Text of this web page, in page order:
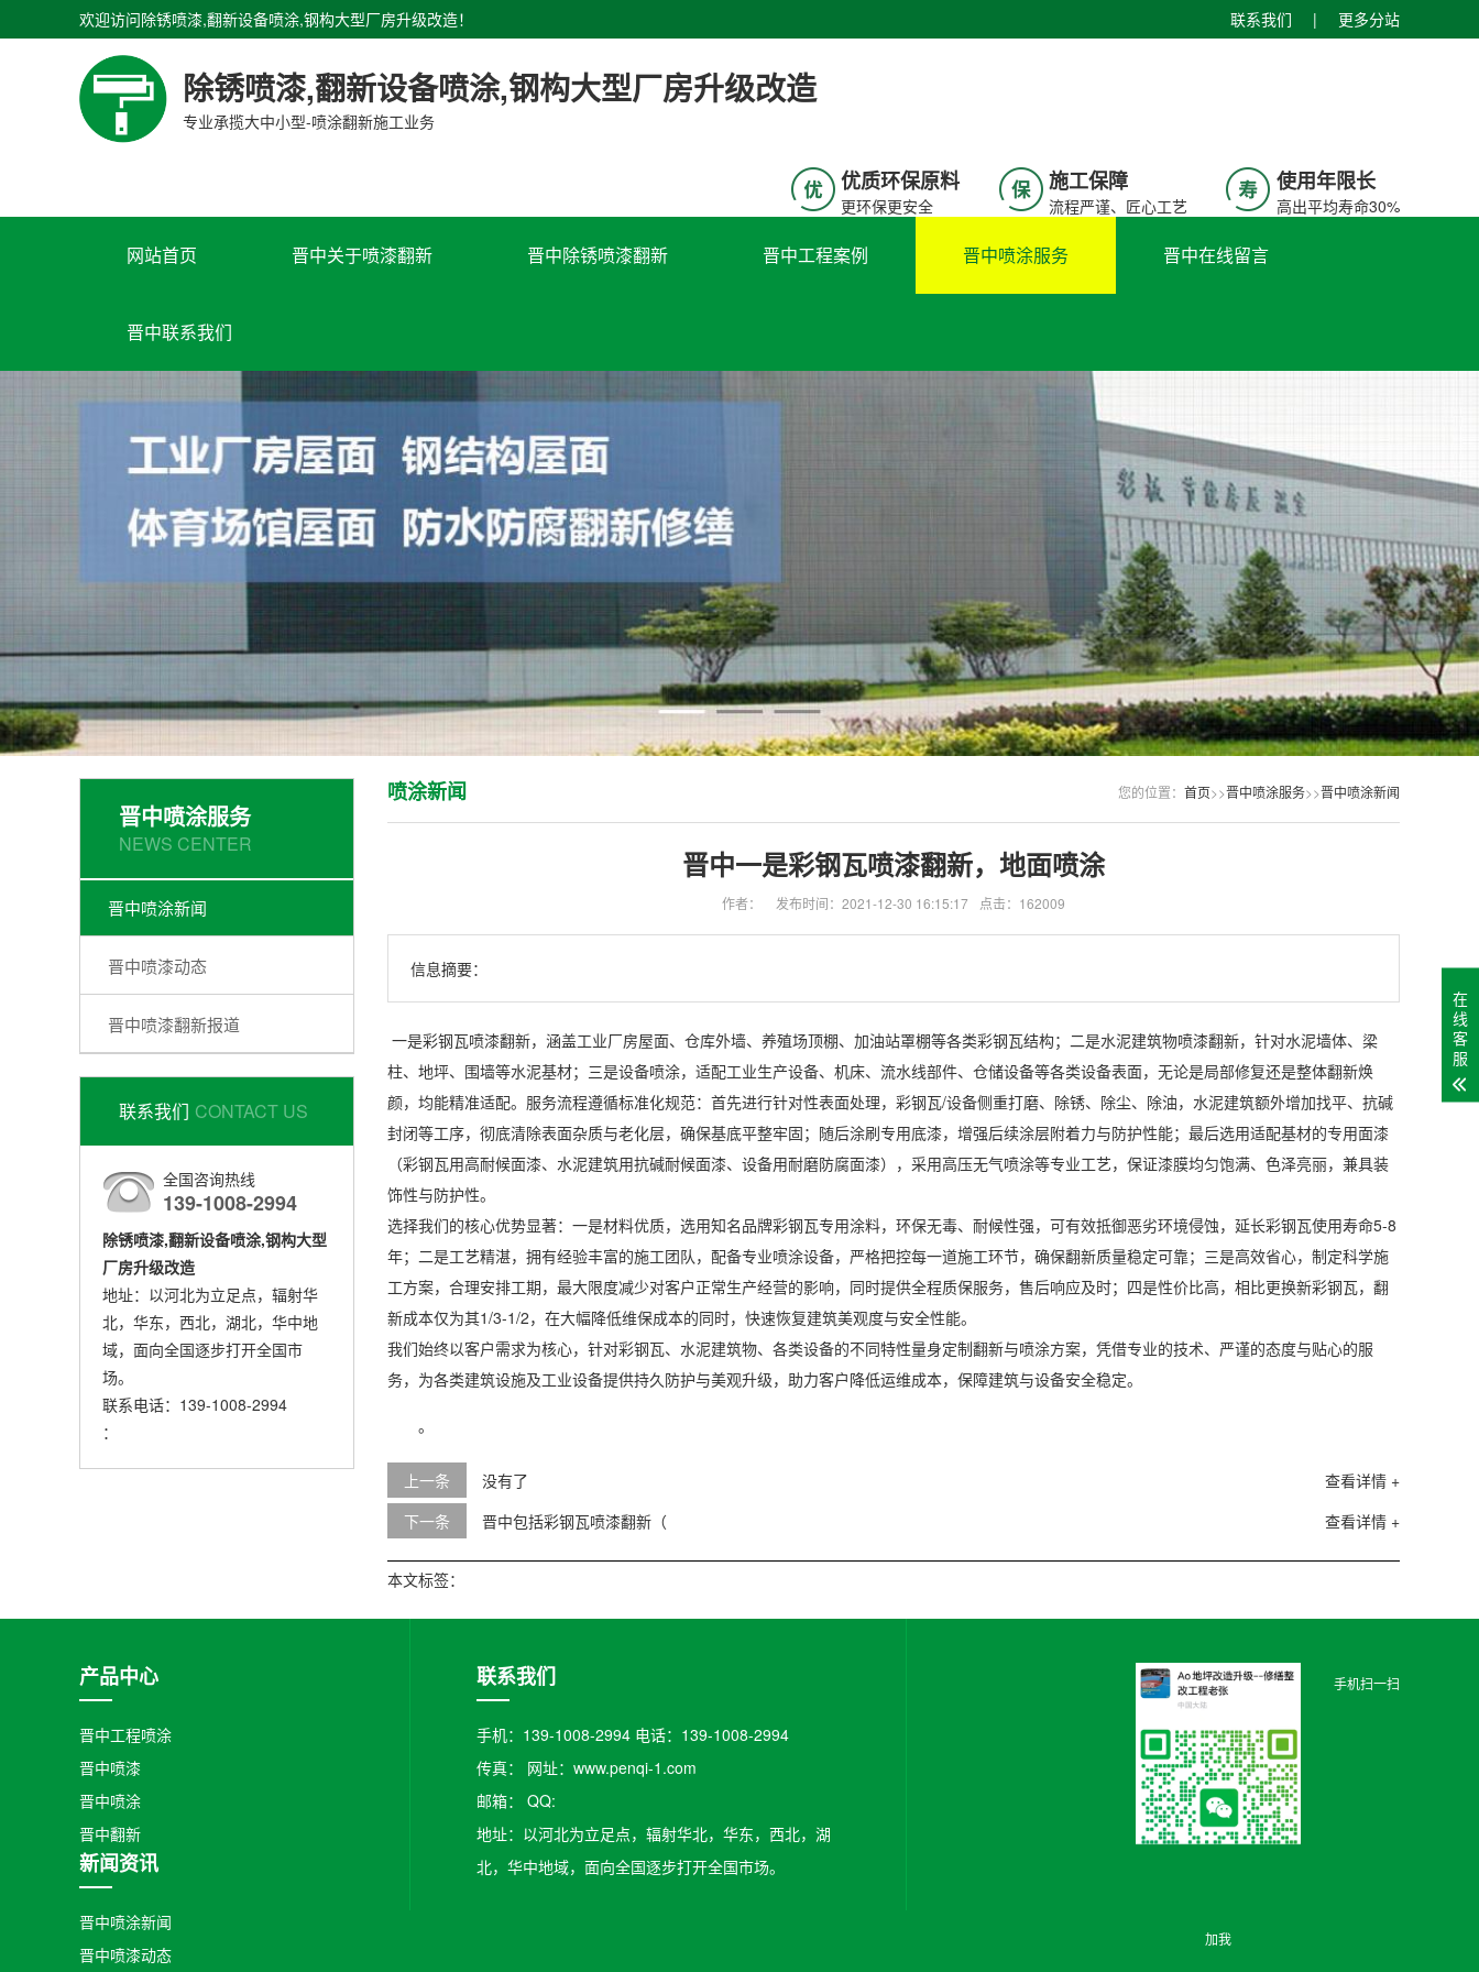
联系我们 | 更多分站
欢迎访问除锈喷漆,翻新设备喷涂,钢构大型厂房升级改造！
除锈喷漆,翻新设备喷涂,钢构大型厂房升级改造
专业承揽大中小型-喷涂翻新施工业务
优质环保原料​​​
更环保更安全​​
施工保障
流程严谨、匠心工艺
使用年限长
高出平均寿命30%
网站首页 晋中关于喷漆翻新 晋中除锈喷漆翻新 晋中工程案例 晋中喷涂服务 晋中在线留言
晋中联系我们
晋中喷涂服务
NEWS CENTER
晋中喷涂新闻
晋中喷漆动态
晋中喷漆翻新报道
联系我们 CONTACT US
全国咨询热线
139-1008-2994
除锈喷漆,翻新设备喷涂,钢构大型
厂房升级改造
地址：以河北为立足点，辐射华
北，华东，西北，湖北，华中地
域，面向全国逐步打开全国市
场。
联系电话：139-1008-2994
：
您的位置： 首页>>晋中喷涂服务>>晋中喷涂新闻
喷涂新闻
晋中一是彩钢瓦喷漆翻新，地面喷涂
作者： 发布时间：2021-12-30 16:15:17 点击：162009
信息摘要：
一是彩钢瓦喷漆翻新，涵盖工业厂房屋面、仓库外墙、养殖场顶棚、加油站罩棚等各类彩钢瓦结构；二是水泥建筑物喷漆翻新，针对水泥墙体、梁
柱、地坪、围墙等水泥基材；三是设备喷涂，适配工业生产设备、机床、流水线部件、仓储设备等各类设备表面，无论是局部修复还是整体翻新焕
颜，均能精准适配。服务流程遵循标准化规范：首先进行针对性表面处理，彩钢瓦/设备侧重打磨、除锈、除尘、除油，水泥建筑额外增加找平、抗碱
封闭等工序，彻底清除表面杂质与老化层，确保基底平整牢固；随后涂刷专用底漆，增强后续涂层附着力与防护性能；最后选用适配基材的专用面漆
（彩钢瓦用高耐候面漆、水泥建筑用抗碱耐候面漆、设备用耐磨防腐面漆），采用高压无气喷涂等专业工艺，保证漆膜均匀饱满、色泽亮丽，兼具装
饰性与防护性。
选择我们的核心优势显著：一是材料优质，选用知名品牌彩钢瓦专用涂料，环保无毒、耐候性强，可有效抵御恶劣环境侵蚀，延长彩钢瓦使用寿命5-8
年；二是工艺精湛，拥有经验丰富的施工团队，配备专业喷涂设备，严格把控每一道施工环节，确保翻新质量稳定可靠；三是高效省心，制定科学施
工方案，合理安排工期，最大限度减少对客户正常生产经营的影响，同时提供全程质保服务，售后响应及时；四是性价比高，相比更换新彩钢瓦，翻
新成本仅为其1/3-1/2，在大幅降低维保成本的同时，快速恢复建筑美观度与安全性能。
我们始终以客户需求为核心，针对彩钢瓦、水泥建筑物、各类设备的不同特性量身定制翻新与喷涂方案，凭借专业的技术、严谨的态度与贴心的服
务，为各类建筑设施及工业设备提供持久防护与美观升级，助力客户降低运维成本，保障建筑与设备安全稳定。
。
上一条 查看详情 +
没有了
下一条
查看详情 +
晋中包括彩钢瓦喷漆翻新（
本文标签：
产品中心
晋中工程喷涂
晋中喷漆
晋中喷涂
晋中翻新
新闻资讯
晋中喷涂新闻
晋中喷漆动态
联系我们
手机：139-1008-2994 电话：139-1008-2994
传真： 网址：www.penqi-1.com
邮箱：​ QQ:
地址：以河北为立足点，辐射华北，华东，西北，湖
北，华中地域，面向全国逐步打开全国市场。
手机扫一扫
加我
在
线
客
服